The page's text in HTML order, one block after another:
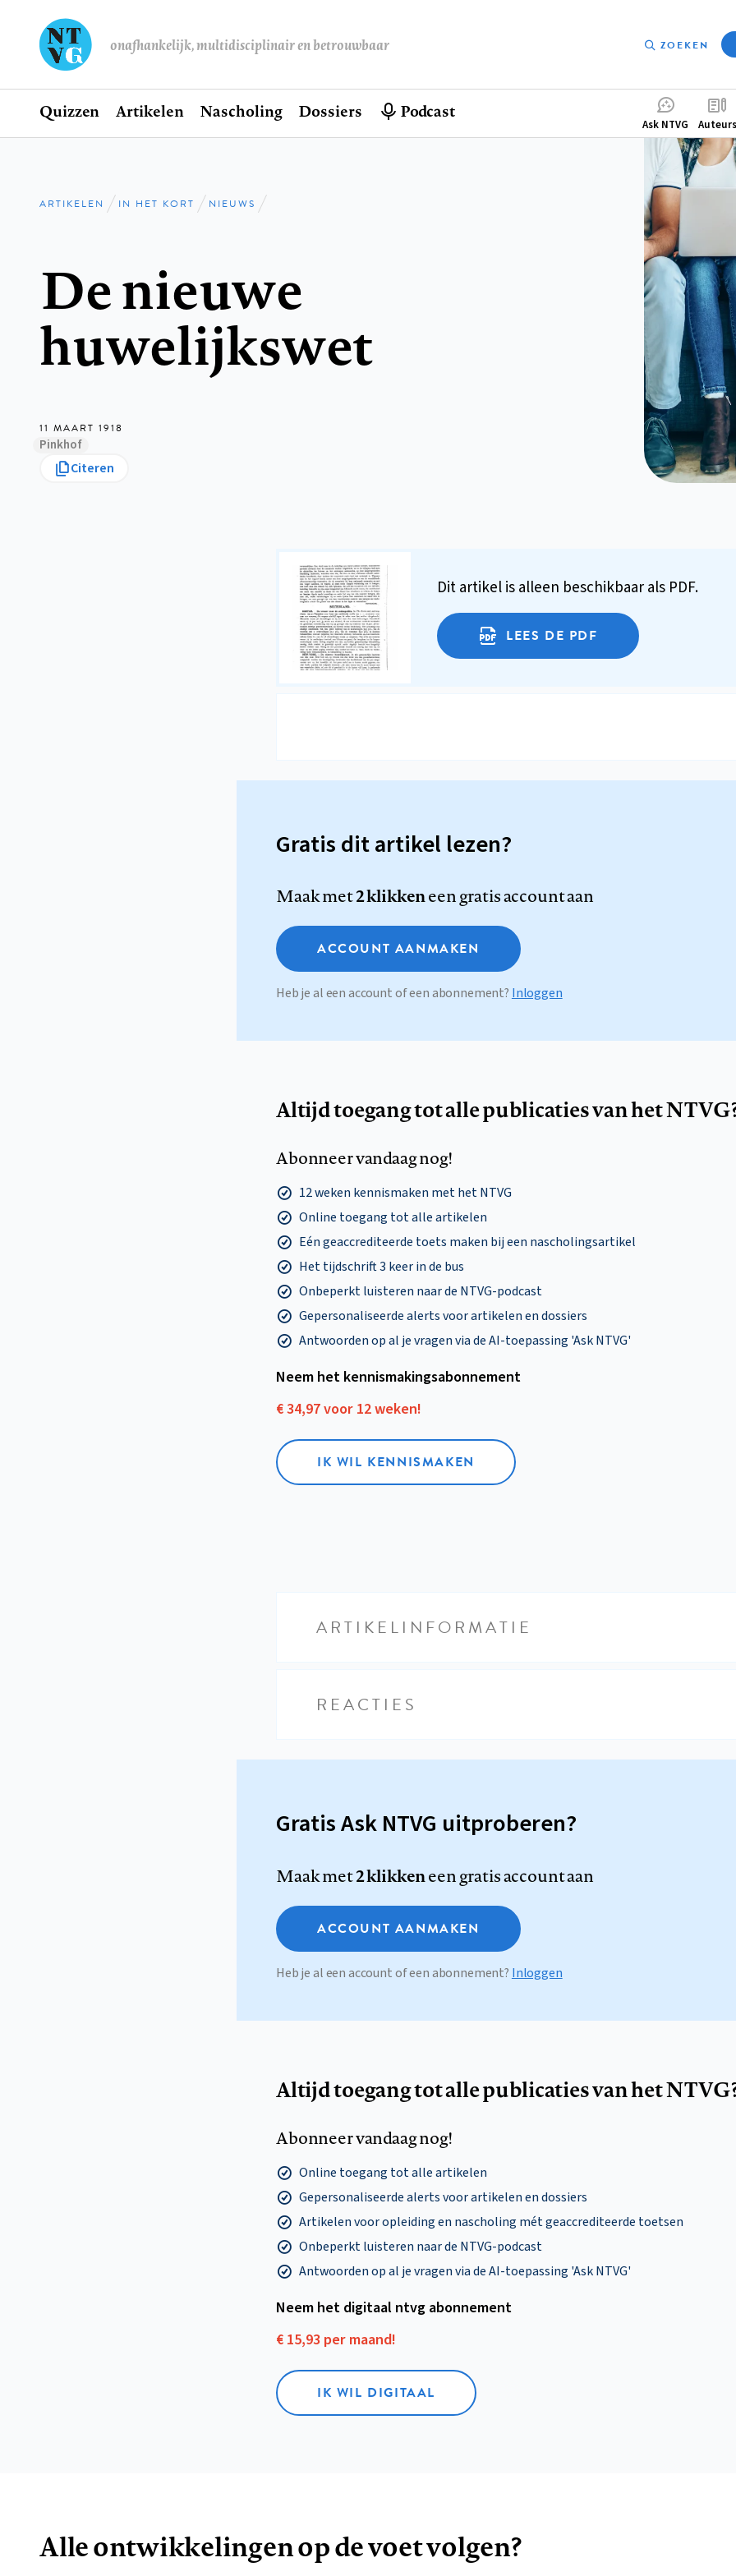
onafhankelijk, multidisciplinair en betrouwbaar ZOEKEN
Hoofdnavigatie
Home
Quizzen Artikelen Nascholing Dossiers Podcast
menu
Ask NTVG Auteurs
Kruimelpad
ARTIKELEN IN HET KORT NIEUWS
De nieuwe
huwelijkswet
11 MAART 1918
Pinkhof
Citeren
Dit artikel is alleen beschikbaar als PDF.
LEES DE PDF
Gratis dit artikel lezen?
Maak met2 klikkeneen gratis account aan
ACCOUNT AANMAKEN
Heb je al een account of een abonnement? Inloggen
Altijd toegang tot alle publicaties van het
Abonneer vandaag nog!
12 weken kennismaken met het NTVG
Online toegang tot alle artikelen
Eén geaccrediteerde toets maken bij een nascholingsartikel
Het tijdschrift 3 keer in de bus
Onbeperkt luisteren naar de NTVG-podcast
Gepersonaliseerde alerts voor artikelen en dossiers
Antwoorden op al je vragen via de AI-toepassing 'Ask NTVG'
Neem het kennismakings­abonnement
€ 34,97 voor 12 weken!
IK WIL KENNISMAKEN
ARTIKELINFORMATIE
REACTIES
Gratis Ask NTVG uitproberen?
Maak met2 klikkeneen gratis account aan
ACCOUNT AANMAKEN
Heb je al een account of een abonnement? Inloggen
Altijd toegang tot alle publicaties van het
Abonneer vandaag nog!
Online toegang tot alle artikelen
Gepersonaliseerde alerts voor artikelen en dossiers
Artikelen voor opleiding en nascholing mét geaccrediteerde toetsen
Onbeperkt luisteren naar de NTVG-podcast
Antwoorden op al je vragen via de AI-toepassing 'Ask NTVG'
Neem het digitaal ntvg abonnement
€ 15,93 per maand!
IK WIL DIGITAAL
Alle ontwikkelingen op de voet volgen?